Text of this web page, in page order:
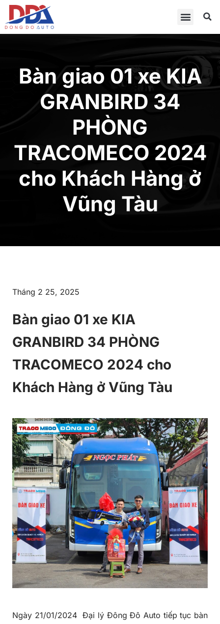
Bàn giao 01 xe KIA
GRANBIRD 34
PHÒNG
TRACOMECO 2024
cho Khách Hàng ở
Vũng Tàu
Tháng 2 25, 2025
Bàn giao 01 xe KIA
GRANBIRD 34 PHÒNG
TRACOMECO 2024 cho
Khách Hàng ở Vũng Tàu
Ngày 21/01/2024Đại lý Đông Đô Auto tiếp tục bàn